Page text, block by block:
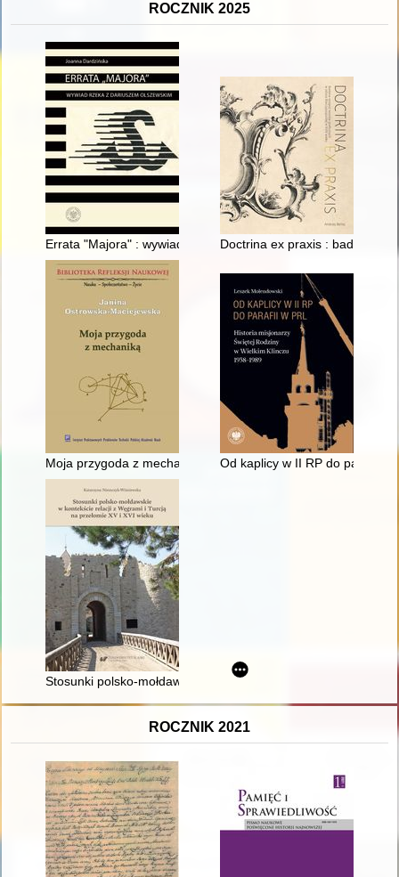
ROCZNIK 2025
Errata "Majora" : wywiad rzeka z Dariuszem Olszewskim
Doctrina ex praxis : badania
Moja przygoda z mechaniką : z Podlasia do Instytutu Polskiej
Od kaplicy w II RP do parafii w
Stosunki polsko-mołdawskie w kontekście relacji z Węgrami i
ROCZNIK 2021